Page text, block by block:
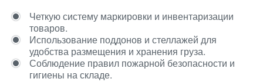
Четкую систему маркировки и инвентаризации
товаров.
Использование поддонов и стеллажей для
удобства размещения и хранения груза.
Соблюдение правил пожарной безопасности и
гигиены на складе.